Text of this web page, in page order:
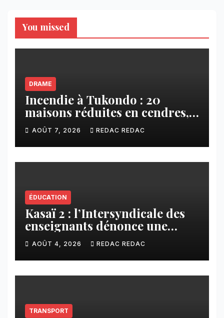
You missed
DRAME
Incendie à Tukondo : 20
maisons réduites en cendres,
plusieurs familles sans abri
AOÛT 7, 2026 REDAC REDAC
ÉDUCATION
Kasaï 2 : l’Intersyndicale des
enseignants dénonce une
contribution financière
imposée aux écoles de la
CNCA
AOÛT 4, 2026 REDAC REDAC
TRANSPORT